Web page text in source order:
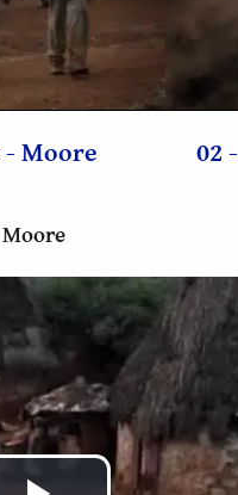
- Moore 02